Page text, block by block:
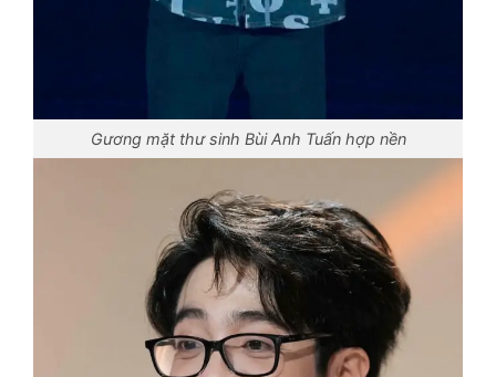
Gương mặt thư sinh Bùi Anh Tuấn hợp nền